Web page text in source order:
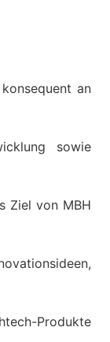
an
sowie
Ziel von MBH
Produkte